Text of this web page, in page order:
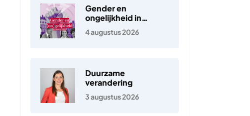
Gender en
ongelijkheid in
Nederland
4 augustus 2026
Duurzame
verandering
3 augustus 2026